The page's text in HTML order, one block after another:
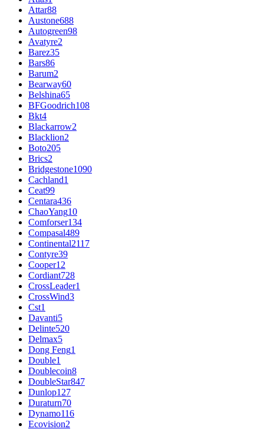
Attar88
Austone688
Autogreen98
Avatyre2
Barez35
Bars86
Barum2
Bearway60
Belshina65
BFGoodrich108
Bkt4
Blackarrow2
Blacklion2
Boto205
Brics2
Bridgestone1090
Cachland1
Ceat99
Centara436
ChaoYang10
Comforser134
Compasal489
Continental2117
Contyre39
Cooper12
Cordiant728
CrossLeader1
CrossWind3
Cst1
Davanti5
Delinte520
Delmax5
Dong Feng1
Double1
Doublecoin8
DoubleStar847
Dunlop127
Duraturn70
Dynamo116
Ecovision2